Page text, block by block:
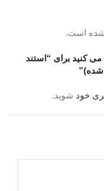
است.
کنید برای “استند
خود شوید.